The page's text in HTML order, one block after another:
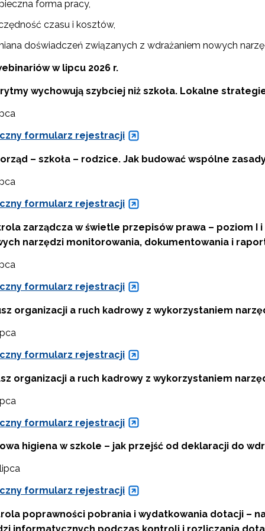
wdrożenie modułowych e-podręczników"
kompetencji dydaktycznych zintegrowanego kształcenia
program „Przyjazna szkoła”"
i upowszechnienie portalu infozawodowe.men.gov.pl"
i spersonalizowane doradztwo metodyczne"
metod i form wspierania uczennic i uczniów zdolnych"
forma pracy,
czasu i kosztów,
doświadczeń związanych z wdrażaniem nowych
w lipcu 2026 r.
wychowują szybciej niż szkoła. Lokalne
formularz rejestracji
– szkoła – rodzice. Jak budować wspólne
formularz rejestracji
zarządcza w świetle przepisów prawa – poziom
narzędzi monitorowania, dokumentowania i
formularz rejestracji
organizacji a ruch kadrowy z wykorzystaniem
formularz rejestracji
organizacji a ruch kadrowy z wykorzystaniem
formularz rejestracji
higiena w szkole – jak przejść od deklaracji do
formularz rejestracji
poprawności pobrania i wydatkowania dotacji –
ORE
i programach.
e-mail: